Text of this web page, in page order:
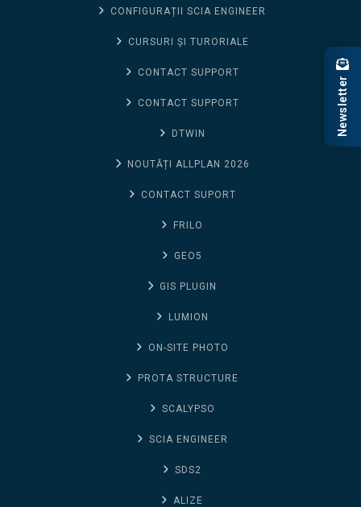
CONFIGURAȚII SCIA ENGINEER
CURSURI ȘI TURORIALE
CONTACT SUPPORT
CONTACT SUPPORT
DTWIN
NOUTĂȚI ALLPLAN 2026
CONTACT SUPORT
FRILO
GEO5
GIS PLUGIN
LUMION
ON-SITE PHOTO
PROTA STRUCTURE
SCALYPSO
SCIA ENGINEER
SDS2
ALIZE
Newsletter